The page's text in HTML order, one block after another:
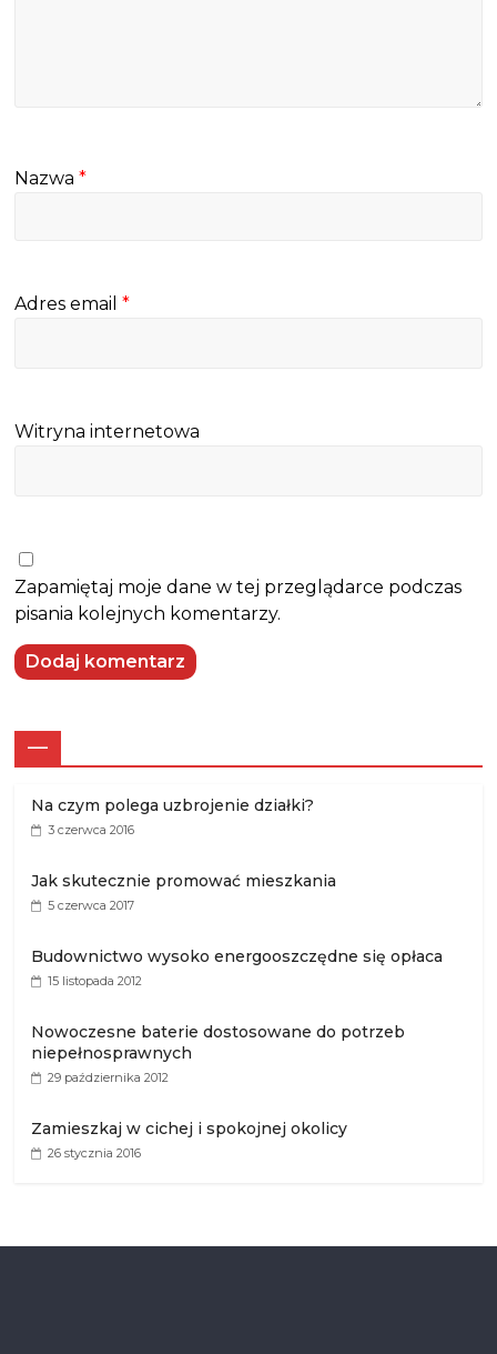
Nazwa*
Adres email*
Witryna internetowa
Zapamiętaj moje dane w tej przeglądarce podczas
pisania kolejnych komentarzy.
—
Na czym polega uzbrojenie działki?
3 czerwca 2016
Jak skutecznie promować mieszkania
5 czerwca 2017
Budownictwo wysoko energooszczędne się opłaca
15 listopada 2012
Nowoczesne baterie dostosowane do potrzeb
niepełnosprawnych
29 października 2012
Zamieszkaj w cichej i spokojnej okolicy
26 stycznia 2016